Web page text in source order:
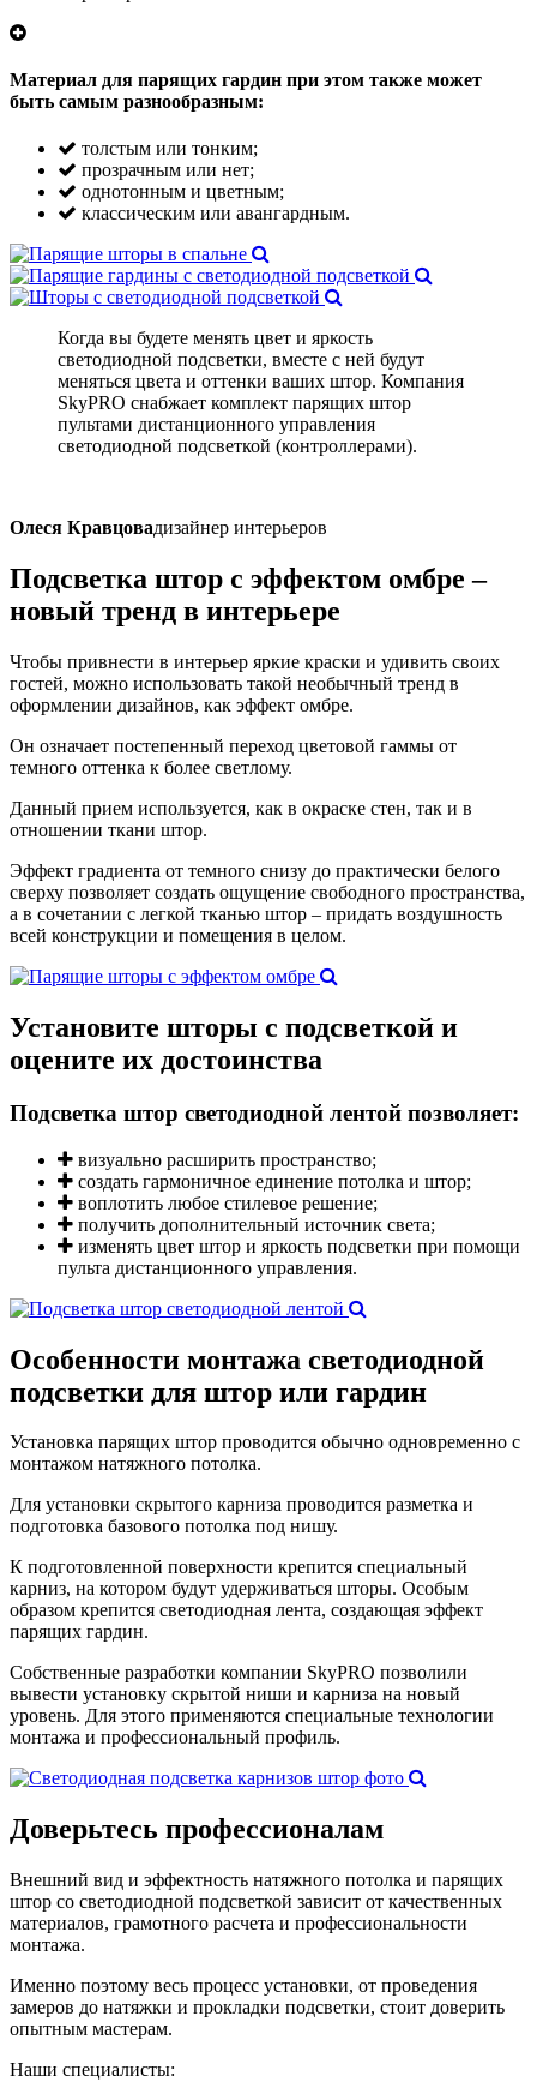
Материал для парящих гардин при этом также может
быть самым разнообразным:
толстым или тонким;
прозрачным или нет;
однотонным и цветным;
классическим или авангардным.
Когда вы будете менять цвет и яркость
светодиодной подсветки, вместе с ней будут
меняться цвета и оттенки ваших штор. Компания
SkyPRO снабжает комплект парящих штор
пультами дистанционного управления
светодиодной подсветкой (контроллерами).
Олеся Кравцовадизайнер интерьеров
Подсветка штор с эффектом омбре –
новый тренд в интерьере
Чтобы привнести в интерьер яркие краски и удивить своих
гостей, можно использовать такой необычный тренд в
оформлении дизайнов, как эффект омбре.
Он означает постепенный переход цветовой гаммы от
темного оттенка к более светлому.
Данный прием используется, как в окраске стен, так и в
отношении ткани штор.
Эффект градиента от темного снизу до практически белого
сверху позволяет создать ощущение свободного пространства,
а в сочетании с легкой тканью штор – придать воздушность
всей конструкции и помещения в целом.
Установите шторы с подсветкой и
оцените их достоинства
Подсветка штор светодиодной лентой позволяет:
визуально расширить пространство;
создать гармоничное единение потолка и штор;
воплотить любое стилевое решение;
получить дополнительный источник света;
изменять цвет штор и яркость подсветки при помощи
пульта дистанционного управления.
Особенности монтажа светодиодной
подсветки для штор или гардин
Установка парящих штор проводится обычно одновременно с
монтажом натяжного потолка.
Для установки скрытого карниза проводится разметка и
подготовка базового потолка под нишу.
К подготовленной поверхности крепится специальный
карниз, на котором будут удерживаться шторы. Особым
образом крепится светодиодная лента, создающая эффект
парящих гардин.
Собственные разработки компании SkyPRO позволили
вывести установку скрытой ниши и карниза на новый
уровень. Для этого применяются специальные технологии
монтажа и профессиональный профиль.
Доверьтесь профессионалам
Внешний вид и эффектность натяжного потолка и парящих
штор со светодиодной подсветкой зависит от качественных
материалов, грамотного расчета и профессиональности
монтажа.
Именно поэтому весь процесс установки, от проведения
замеров до натяжки и прокладки подсветки, стоит доверить
опытным мастерам.
Наши специалисты: